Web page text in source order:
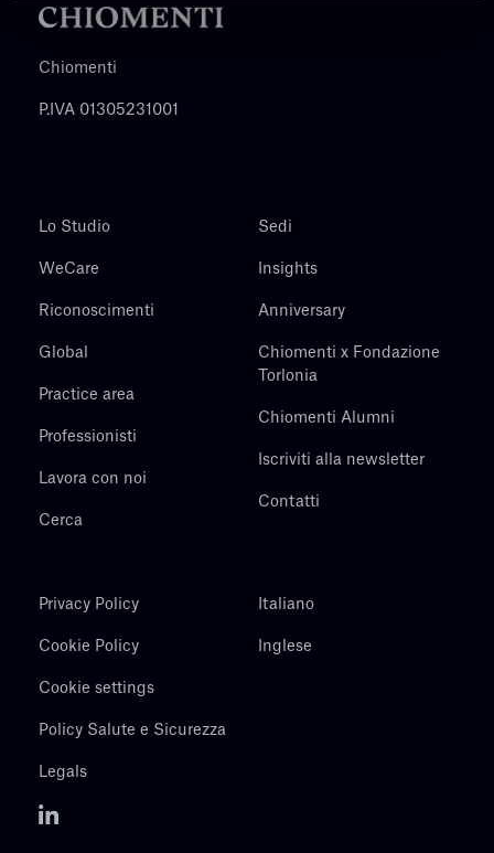
Chiomenti
P.IVA 01305231001
Lo Studio
WeCare
Riconoscimenti
Global
Practice area
Professionisti
Lavora con noi
Cerca
Sedi
Insights
Anniversary
Chiomenti x Fondazione
Torlonia
Chiomenti Alumni
Iscriviti alla newsletter
Contatti
Privacy Policy
Cookie Policy
Cookie settings
Policy Salute e Sicurezza
Legals
Italiano
Inglese